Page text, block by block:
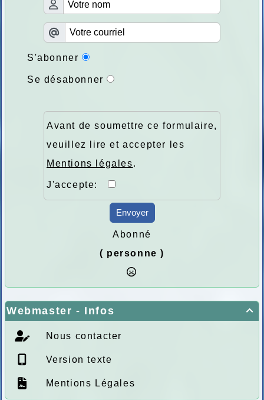
S'abonner
Se désabonner
Avant de soumettre ce formulaire,
veuillez lire et accepter les
Mentions légales.
J'accepte:
Envoyer
Abonné
( personne )

Webmaster - Infos
Nous contacter
Version texte
Mentions Légales